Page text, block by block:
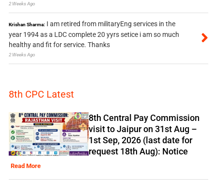
2 Weeks Ago
Krishan Sharma: I am retired from militaryEng services in the
year 1994 as a LDC complete 20 yyrs setice i am so much
healthy and fit for service. Thanks
2 Weeks Ago
8th CPC Latest
8th Central Pay Commission
visit to Jaipur on 31st Aug –
1st Sep, 2026 (last date for
request 18th Aug): Notice
Read More